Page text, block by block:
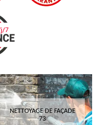
NETTOYAGE DE FAÇADE
73